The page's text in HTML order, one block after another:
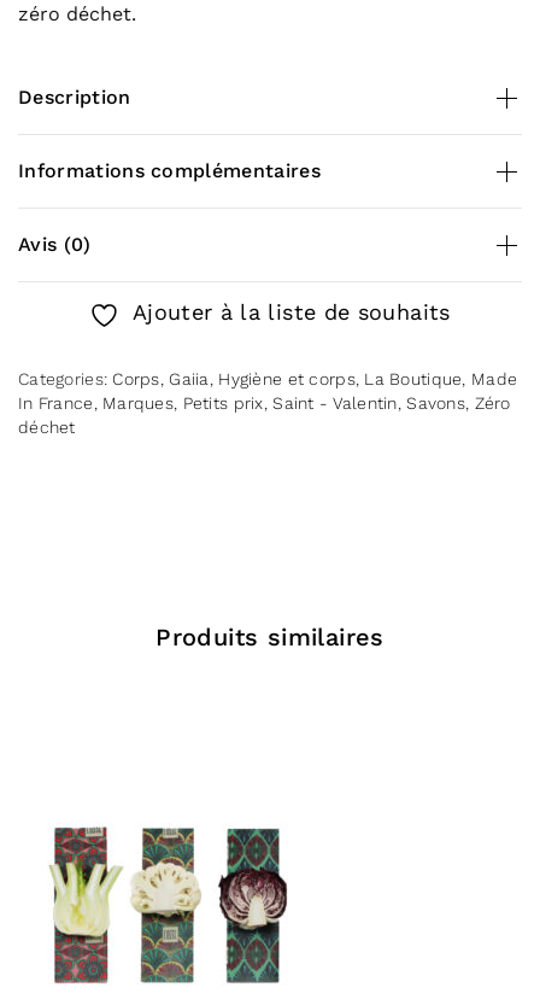
zéro déchet.
Description
Savon à Froid surgras à base de 4 Huiles végétales,
d’eau, de glycérine naturelle, le tout parfumé aux
huiles essentielles précieuses !
HUILE D’OLIVE (Sodium Olivate)
HUILE DE SON DE RIZ (Sodium Rice Branate)
HUILE DE COCO (Sodium Cocoate)
EAU (Aqua)
du CGI (Auto-Entrepreneur)
Informations complémentaires
Poids
Avis (0)
There are no reviews yet.
You must belogged into post a review.
Ajouter à la liste de souhaits
Categories:Corps ,Gaiia Hygiène et corps, La Boutique
Made
In France
Marques Petits prix ,Saint - Valentin ,Savons Zéro
déchet
Produits similaires